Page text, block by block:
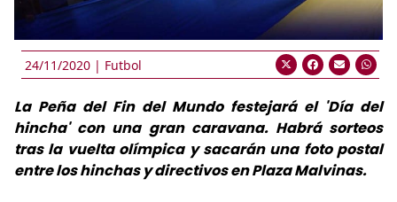
24/11/2020 | Futbol
La Peña del Fin del Mundo festejará el 'Día del
hincha' con una gran caravana. Habrá sorteos
tras la vuelta olímpica y sacarán una foto postal
entre los hinchas y directivos en Plaza Malvinas.